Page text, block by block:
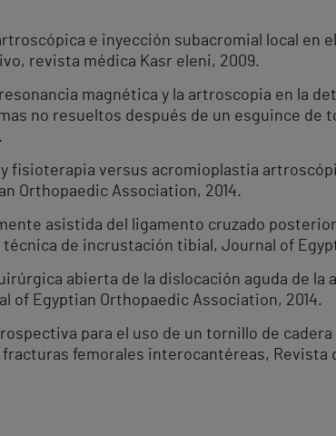
e inyección subacromial local en
revista médica Kasr eleni, 2009.
magnética y la artroscopia en la
no resueltos después de un esguince de
y fisioterapia versus acromioplastia
Orthopaedic Association, 2014.
asistida del ligamento cruzado
técnica de incrustación tibial, Journal of
abierta de la dislocación aguda de
of Egyptian Orthopaedic Association, 2014.
para el uso de un tornillo de
femorales interocantéreas, Revista